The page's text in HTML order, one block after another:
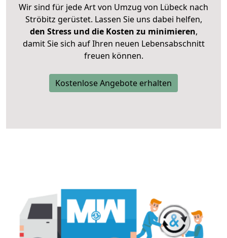
Wir sind für jede Art von Umzug von Lübeck nach
Ströbitz gerüstet. Lassen Sie uns dabei helfen,
den Stress und die Kosten zu minimieren,
damit Sie sich auf Ihren neuen Lebensabschnitt
freuen können.
Kostenlose Angebote erhalten